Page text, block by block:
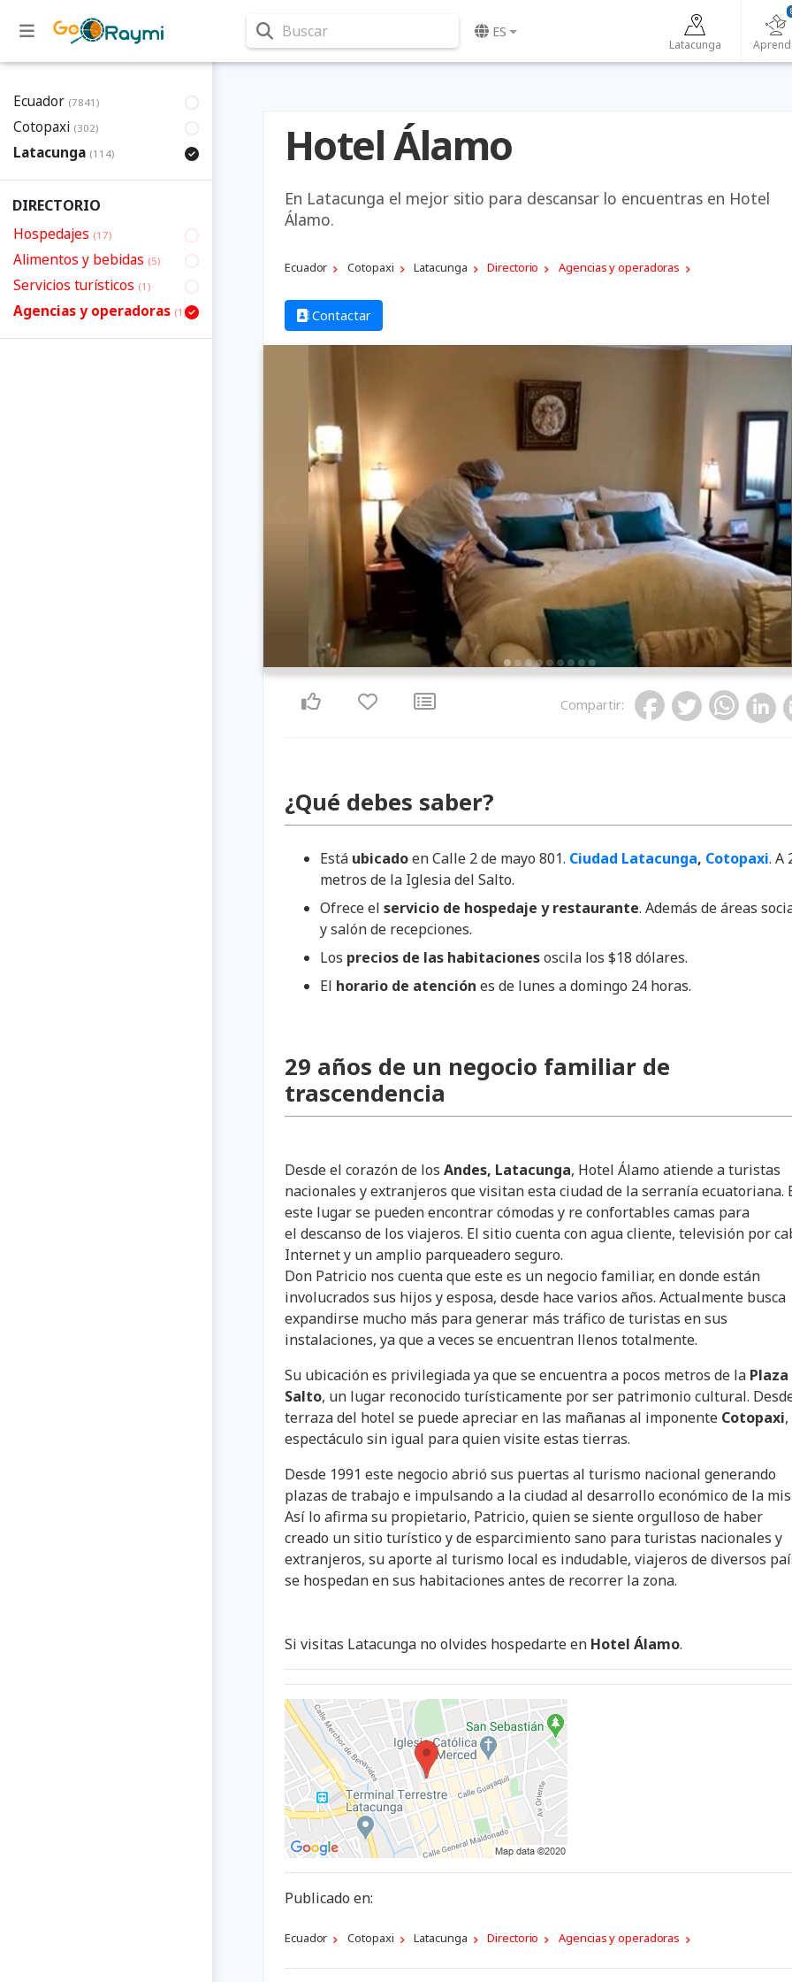
Buscar ES
Latacunga
Ecuador (7841)
Cotopaxi (302)
Latacunga (114)
DIRECTORIO
Hospedajes (17)
Alimentos y bebidas (5)
Servicios turísticos (1)
Agencias y operadoras (1)
Hotel Álamo
En Latacunga el mejor sitio para descansar lo encuentras en Hotel
Álamo.
Ecuador Cotopaxi Latacunga Directorio Agencias y operadoras
Contactar
Previous
Compartir:
¿Qué debes saber?
Está ubicadoen Calle 2 de mayo 801. Ciudad Latacunga, Cotopaxi. A
metros de la Iglesia del Salto.
Ofrece el servicio de hospedaje y restaurante. Además de áreas
y salón de recepciones.
Los precios de las habitacionesoscila los $18 dólares.
El horario de atención es de lunes a domingo 24 horas.
29 años de un negocio familiar de
trascendencia
Desde el corazón de los Andes, Latacunga, Hotel Álamo atiende a turistas
nacionales y extranjeros que visitan esta ciudad de la serranía ecuatoriana.
este lugar se pueden encontrar cómodas y re confortables camas para
el descanso de los viajeros. El sitio cuenta con agua cliente, televisión por
Internet y un amplio parqueadero seguro.
Don Patricio nos cuenta que este es un negocio familiar, en donde están
involucrados sus hijos y esposa, desde hace varios años. Actualmente busca
expandirse mucho más para generar más tráfico de turistas en sus
instalaciones, ya que a veces se encuentran llenos totalmente.
Su ubicación es privilegiada ya que se encuentra a pocos metros de la Plaza
Salto, un lugar reconocido turísticamente por ser patrimonio cultural.
terraza del hotel se puede apreciar en las mañanas al imponente Cotopaxi
espectáculo sin igual para quien visite estas tierras.
Desde 1991 este negocio abrió sus puertas al turismo nacional generando
plazas de trabajo e impulsando a la ciudad al desarrollo económico de la
Así lo afirma su propietario, Patricio, quien se siente orgulloso de haber
creado un sitio turístico y de esparcimiento sano para turistas nacionales y
extranjeros, su aporte al turismo local es indudable, viajeros de diversos
se hospedan en sus habitaciones antes de recorrer la zona.
Si visitas Latacunga no olvides hospedarte en Hotel Álamo.
Publicado en:
Ecuador Cotopaxi Latacunga Directorio Agencias y operadoras